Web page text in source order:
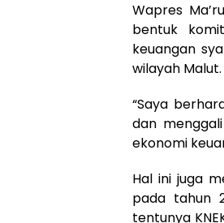
Wapres
bentuk
keuangan
wilayah Malut.
“Saya
dan
ekonomi
Hal ini juga
pada tahun
tentunya